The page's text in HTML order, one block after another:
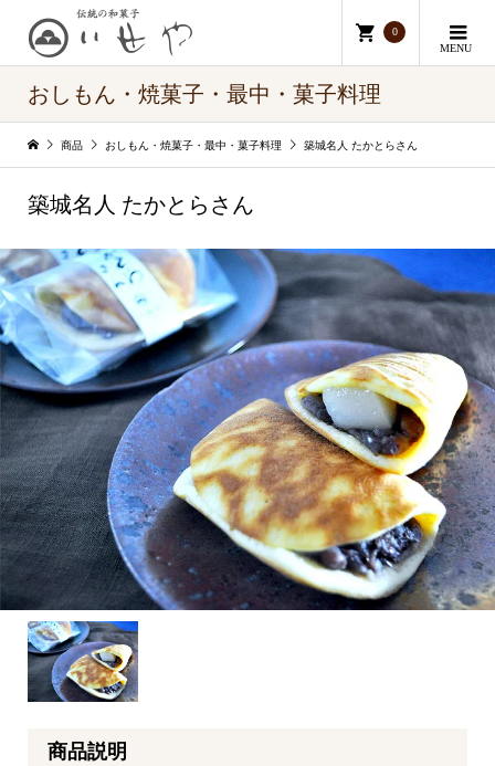
0
MENU
おしもん・焼菓子・最中・菓子料理
商品 おしもん・焼菓子・最中・菓子料理 築城名人 たかとらさん
築城名人 たかとらさん
商品説明